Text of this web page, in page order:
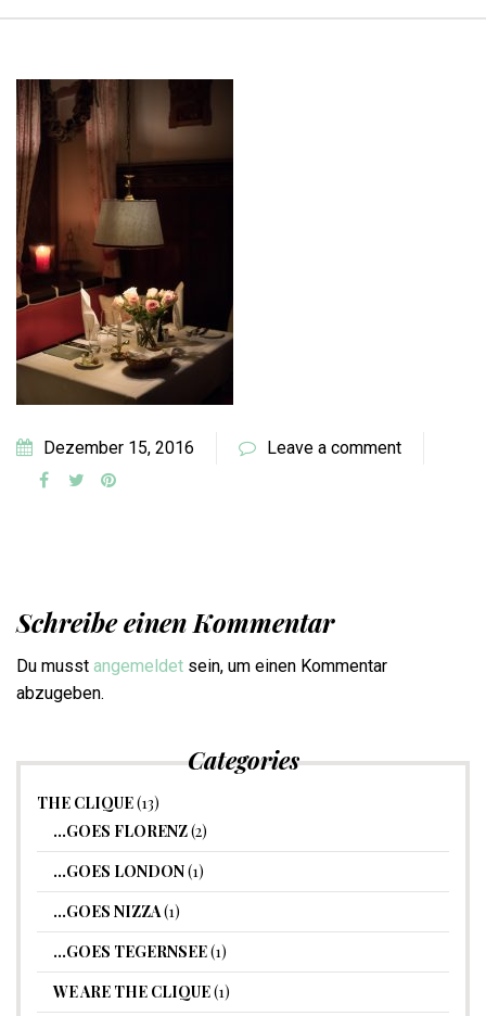
Dezember 15, 2016 Leave a comment
Schreibe einen Kommentar
Du musst angemeldet sein, um einen Kommentar
abzugeben.
Categories
THE CLIQUE(13)
…GOES FLORENZ(2)
…GOES LONDON(1)
…GOES NIZZA(1)
…GOES TEGERNSEE(1)
WE ARE THE CLIQUE(1)